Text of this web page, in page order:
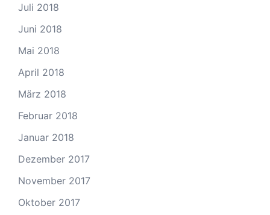
Juli 2018
Juni 2018
Mai 2018
April 2018
März 2018
Februar 2018
Januar 2018
Dezember 2017
November 2017
Oktober 2017